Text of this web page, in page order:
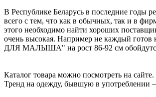
В Республике Беларусь в последние годы
всего с тем, что как в обычных, так и в
этого необходимо найти хороших
очень высокая. Например не каждый
ДЛЯ МАЛЫША" на рост 86-92 см обойдутся
Каталог товара можно посмотреть на
Тренд на одежду, бывшую в употреблении